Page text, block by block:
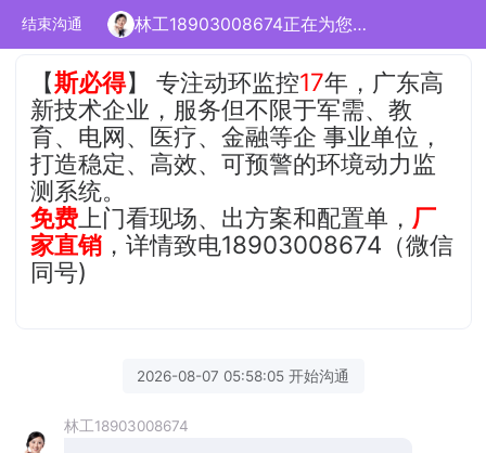
结束沟通 林工18903008674正在为您服务
【斯必得】 专注动环监控17年，广东高
新技术企业，服务但不限于军需、教
育、电网、医疗、金融等企 事业单位，
打造稳定、高效、可预警的环境动力监
测系统。
免费 上门看现场、出方案和配置单， 厂
家直销 ，详情致电18903008674（微信
同号)
2026-08-07 05:58:05 开始沟通
林工18903008674